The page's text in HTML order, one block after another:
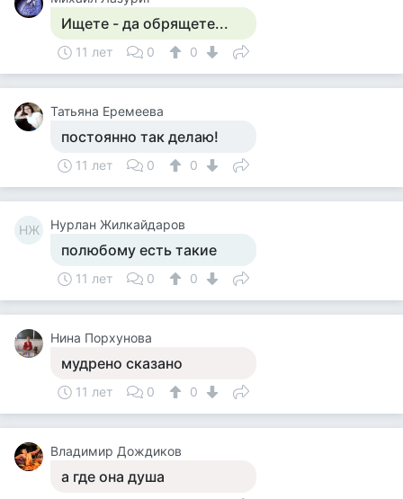
Ищете - да обрящете...
11 лет 0 0
Татьяна Еремеева
постоянно так делаю!
11 лет 0 0
НЖ Нурлан Жилкайдаров
полюбому есть такие
11 лет 0 0
Нина Порхунова
мудрено сказано
11 лет 0 0
Владимир Дождиков
а где она душа